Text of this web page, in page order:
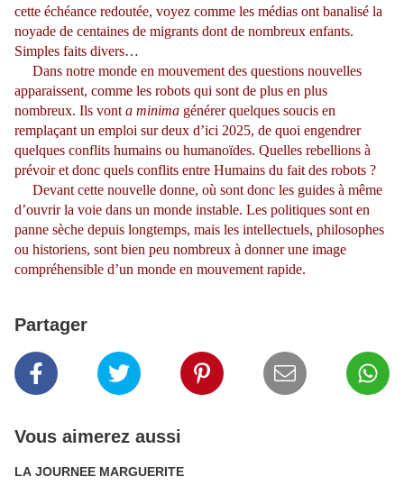
cette échéance redoutée, voyez comme les médias ont banalisé la
noyade de centaines de migrants dont de nombreux enfants.
Simples faits divers…
Dans notre monde en mouvement des questions nouvelles
apparaissent, comme les robots qui sont de plus en plus
nombreux. Ils vont a minima générer quelques soucis en
remplaçant un emploi sur deux d’ici 2025, de quoi engendrer
quelques conflits humains ou humanoïdes. Quelles rebellions à
prévoir et donc quels conflits entre Humains du fait des robots ?
Devant cette nouvelle donne, où sont donc les guides à même
d’ouvrir la voie dans un monde instable. Les politiques sont en
panne sèche depuis longtemps, mais les intellectuels, philosophes
ou historiens, sont bien peu nombreux à donner une image
compréhensible d’un monde en mouvement rapide.
Partager
Vous aimerez aussi
LA JOURNEE MARGUERITE